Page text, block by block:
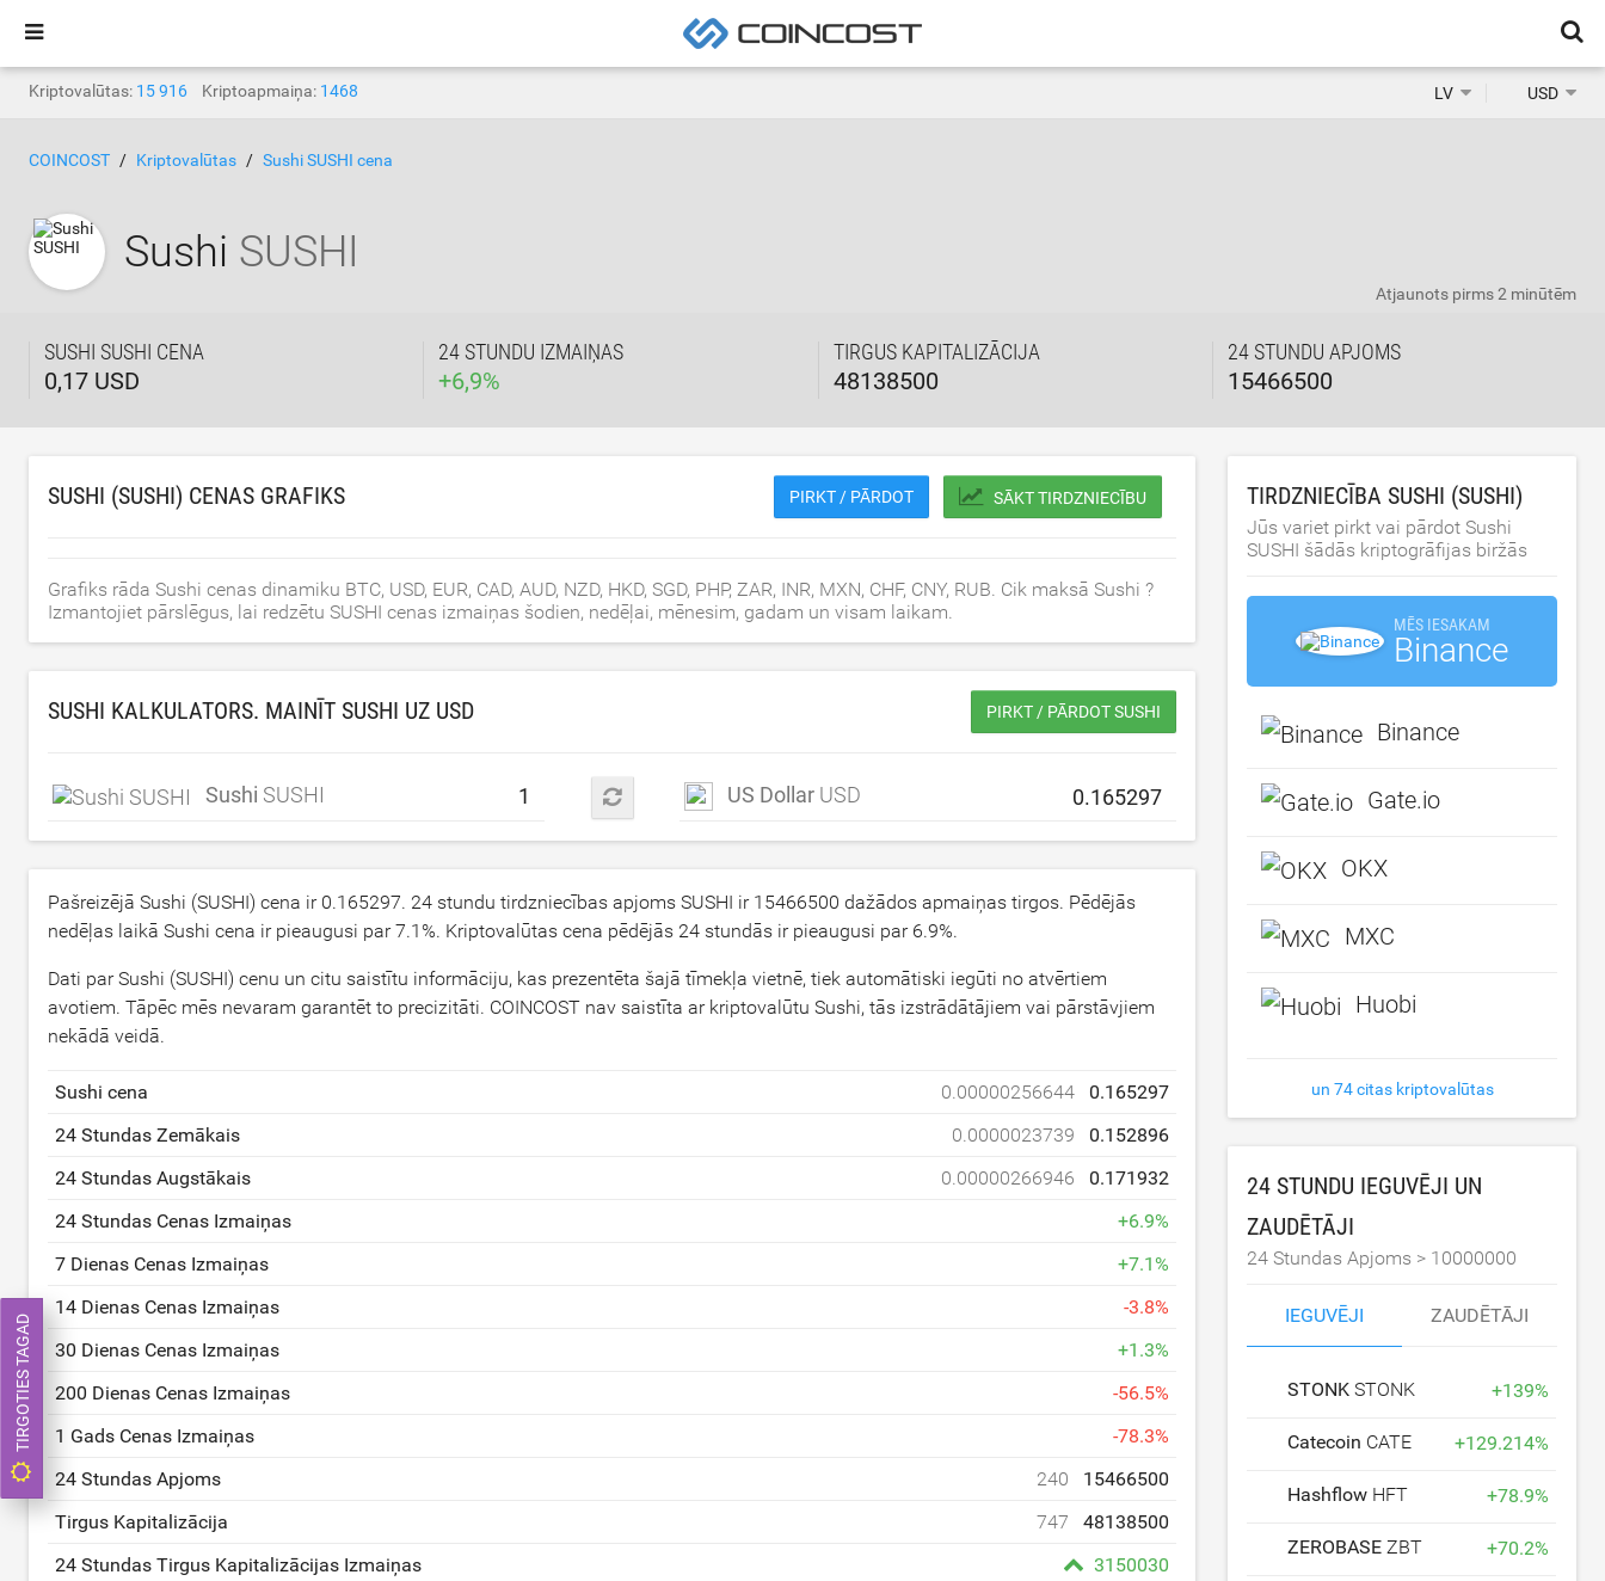
Kriptovalūtas: 15 916 Kriptoapmaiņa: 1468 LV USD
COINCOST Kriptovalūtas Sushi SUSHI cena
Sushi SUSHI
SUSHI SUSHI CENA
0,17 USD
24 STUNDU IZMAIŅAS
+6,9%
TIRGUS KAPITALIZĀCIJA
48138500
24 STUNDU APJOMS
15466500
Atjaunots pirms 2 minūtēm
SUSHI (SUSHI) CENAS GRAFIKS PIRKT / PĀRDOT SĀKT TIRDZNIECĪBU
Grafiks rāda Sushi cenas dinamiku BTC, USD, EUR, CAD, AUD, NZD, HKD, SGD, PHP, ZAR, INR, MXN, CHF, CNY, RUB. Cik maksā Sushi ?
Izmantojiet pārslēgus, lai redzētu SUSHI cenas izmaiņas šodien, nedēļai, mēnesim, gadam un visam laikam.
SUSHI KALKULATORS. MAINĪT SUSHI UZ USD PIRKT / PĀRDOT SUSHI
Sushi SUSHI US Dollar USD
Pašreizējā Sushi (SUSHI) cena ir 0.165297. 24 stundu tirdzniecības apjoms SUSHI ir 15466500 dažādos apmaiņas tirgos. Pēdējās
nedēļas laikā Sushi cena ir pieaugusi par7.1%. Kriptovalūtas cena pēdējās 24 stundās ir pieaugusi par 6.9%.
Dati par Sushi (SUSHI) cenu un citu saistītu informāciju, kas prezentēta šajā tīmekļa vietnē, tiek automātiski iegūti no atvērtiem
avotiem. Tāpēc mēs nevaram garantēt to precizitāti. COINCOST nav saistīta ar kriptovalūtu Sushi, tās izstrādātājiem vai pārstāvjiem
nekādā veidā.
Sushi cena 0.00000256644
0.165297
24 Stundas Zemākais
0.0000023739
0.152896
24 Stundas Augstākais
0.00000266946
0.171932
24 Stundas Cenas Izmaiņas
+6.9%
7 Dienas Cenas Izmaiņas
+7.1%
14 Dienas Cenas Izmaiņas
-3.8%
30 Dienas Cenas Izmaiņas
+1.3%
200 Dienas Cenas Izmaiņas
-56.5%
1 Gads Cenas Izmaiņas
-78.3%
24 Stundas Apjoms
240
15466500
Tirgus Kapitalizācija
747
48138500
24 Stundas Tirgus Kapitalizācijas Izmaiņas
3150030
TIRDZNIECĪBA SUSHI (SUSHI)
Jūs variet pirkt vai pārdot Sushi
SUSHI šādās kriptogrāfijas biržās
MĒS IESAKAM
Binance
Binance
Gate.io
OKX
MXC
Huobi
un 74 citas kriptovalūtas
24 STUNDU IEGUVĒJI UN
ZAUDĒTĀJI
24 Stundas Apjoms > 10000000
IEGUVĒJI ZAUDĒTĀJI
STONKSTONK +139%
Catecoin CATE +129.214%
Hashflow HFT +78.9%
ZEROBASEZBT +70.2%
TIRGOTIES TAGAD